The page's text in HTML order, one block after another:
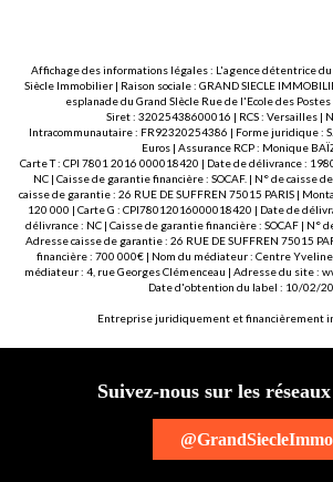
Affichage des informations légales : L'agence détentrice
Siècle Immobilier | Raison sociale : GRAND SIECLE
esplanade du Grand SIècle Rue de l'Ecole des
Siret : 32025438600016 | RCS : Versailles |
Intracommunautaire : FR92320254386 | Forme juridique :
Euros | Assurance RCP : Monique
Carte T : CPI 7801 2016 000018420 | Date de délivrance :
NC | Caisse de garantie financière : SOCAF. | N° de caisse
caisse de garantie : 26 RUE DE SUFFREN 75015 PARIS |
120 000 | Carte G : CPI78012016000018420 | Date de
délivrance : NC | Caisse de garantie financière : SOCAF | N°
Adresse caisse de garantie : 26 RUE DE SUFFREN 75015
financière : 700 000€ | Nom du médiateur : Centre
médiateur : 4, rue Georges Clémenceau | Adresse du site :
Date d'obtention du label : 10/02/
Entreprise juridiquement et financièrement
Suivez-nous sur les
@GrandSiecleImmo